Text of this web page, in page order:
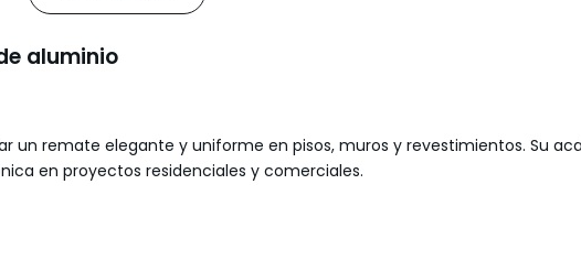
aluminio
un remate elegante y uniforme en pisos, muros y revestimientos. Su
en proyectos residenciales y comerciales.